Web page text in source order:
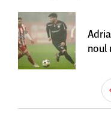
noul